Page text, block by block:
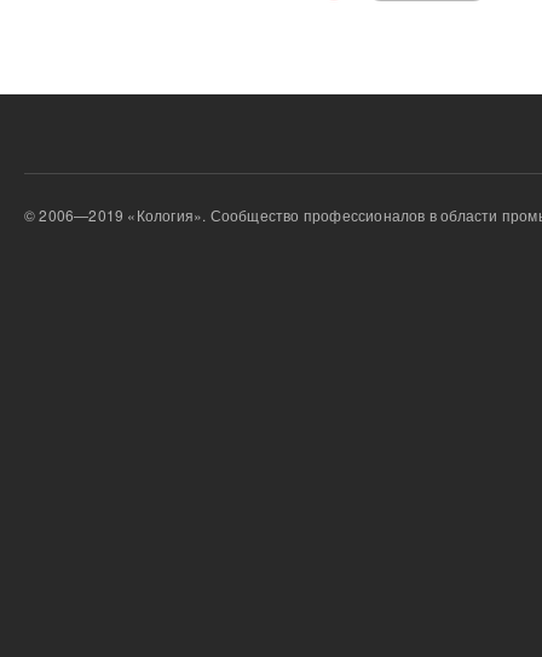
© 2006—2019 «Кология». Сообщество профессионалов в области